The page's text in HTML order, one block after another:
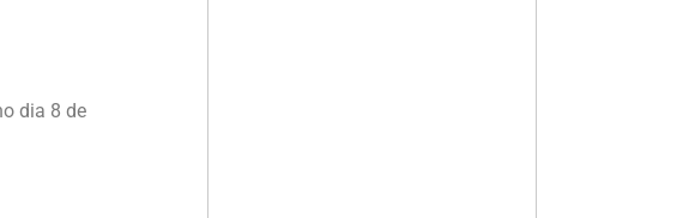
dia 8 de